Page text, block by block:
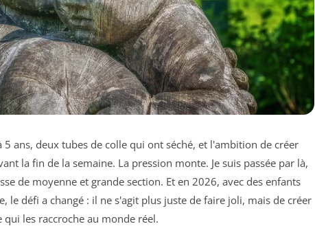
5 ans, deux tubes de colle qui ont séché, et l'ambition de créer
la fin de la semaine. La pression monte. Je suis passée par là,
de moyenne et grande section. Et en 2026, avec des enfants
le défi a changé : il ne s'agit plus juste de faire joli, mais de créer
les raccroche au monde réel.